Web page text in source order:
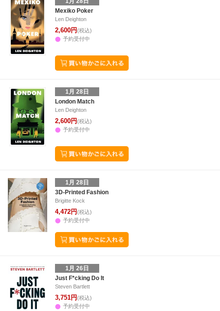
Mexiko Poker
Len Deighton
2,600円(税込)
予約受付中
1月 28日
London Match
Len Deighton
2,600円(税込)
予約受付中
1月 28日
3D-Printed Fashion
Brigitte Kock
4,472円(税込)
予約受付中
1月 26日
Just F*cking Do It
Steven Bartlett
3,751円(税込)
予約受付中